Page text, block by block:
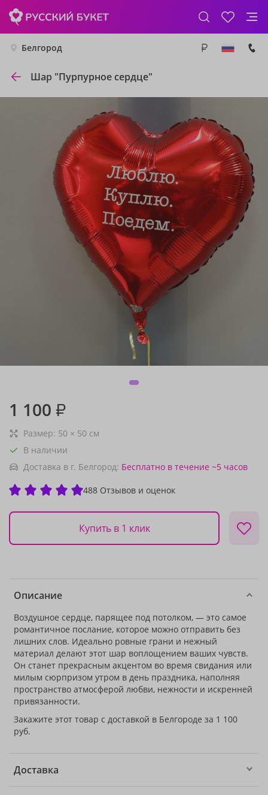
Белгород
Шар "Пурпурное сердце"
1 100 ₽
Размер: 50 × 50 см
В наличии
Доставка в г. Белгород: Бесплатно в течение ~5 часов
488 Отзывов и оценок
Купить в 1 клик
Описание
Воздушное сердце, парящее под потолком, — это самое
романтичное послание, которое можно отправить без
лишних слов. Идеально ровные грани и нежный
материал делают этот шар воплощением ваших чувств.
Он станет прекрасным акцентом во время свидания или
милым сюрпризом утром в день праздника, наполняя
пространство атмосферой любви, нежности и искренней
привязанности.
Закажите этот товар с доставкой в Белгороде за 1 100
руб.
Доставка